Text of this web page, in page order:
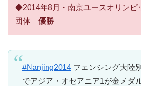
◆2014年8月・南京ユースオリン
団体 優勝
#Nanjing2014フェンシング大陸
でアジア・オセアニア1が金メダ